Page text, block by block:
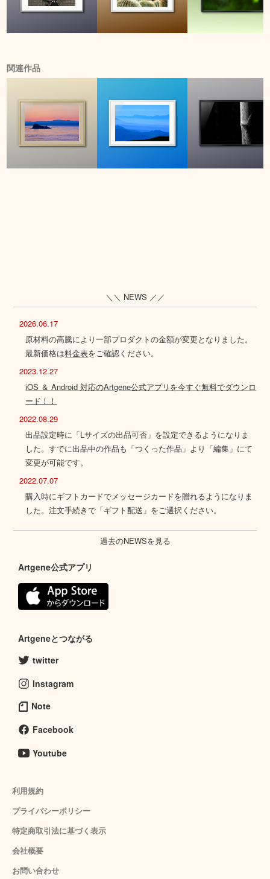
関連作品
＼＼ NEWS ／／
2026.06.17
原材料の高騰により一部プロダクトの金額が変更となりました。
最新価格は料金表をご確認ください。
2023.12.27
iOS ＆ Android 対応のArtgene公式アプリを今すぐ無料でダウンロ
ード！！
2022.08.29
出品設定時に「Lサイズの出品可否」を設定できるようになりま
した。すでに出品中の作品も「つくった作品」より「編集」にて
変更が可能です。
2022.07.07
購入時にギフトカードでメッセージカードを贈れるようになりま
した。注文手続きで「ギフト配送」をご選択ください。
過去のNEWSを見る
Artgene公式アプリ
Artgeneとつながる
twitter
Instagram
Note
Facebook
Youtube
利用規約
プライバシーポリシー
特定商取引法に基づく表示
会社概要
お問い合わせ